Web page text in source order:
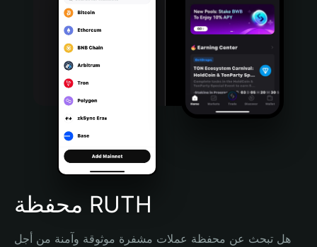
Português (Portugal)
Bahasa Indonesia
Português (Brasil)
Español (Argentina)
محفظة RUTH
هل تبحث عن محفظة عملات مشفرة موثوقة وآمنة من أجل